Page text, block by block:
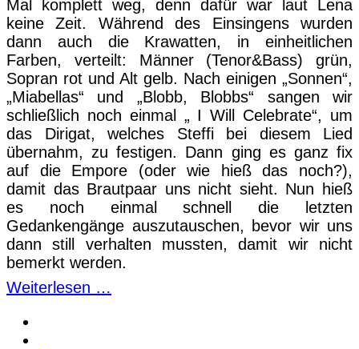
Mal komplett weg, denn dafür war laut Lena
keine Zeit. Während des Einsingens wurden
dann auch die Krawatten, in einheitlichen
Farben, verteilt: Männer (Tenor&Bass) grün,
Sopran rot und Alt gelb. Nach einigen „Sonnen“,
„Miabellas“ und „Blobb, Blobbs“ sangen wir
schließlich noch einmal „ I Will Celebrate“, um
das Dirigat, welches Steffi bei diesem Lied
übernahm, zu festigen. Dann ging es ganz fix
auf die Empore (oder wie hieß das noch?),
damit das Brautpaar uns nicht sieht. Nun hieß
es noch einmal schnell die letzten
Gedankengänge auszutauschen, bevor wir uns
dann still verhalten mussten, damit wir nicht
bemerkt werden.
Weiterlesen …